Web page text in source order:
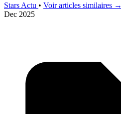
Stars Actu • Voir articles similaires →
Dec 2025